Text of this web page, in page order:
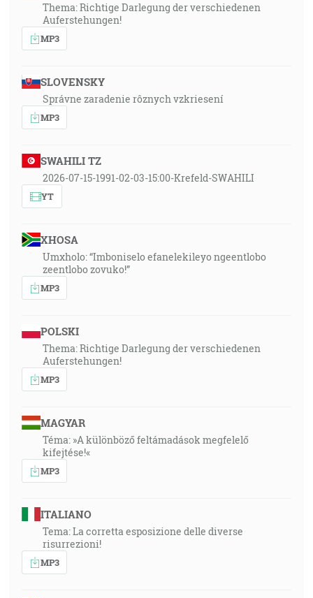
Thema: Richtige Darlegung der verschiedenen
Auferstehungen!
MP3
SLOVENSKY
Správne zaradenie rôznych vzkriesení
MP3
SWAHILI TZ
2026-07-15-1991-02-03-15:00-Krefeld-SWAHILI
YT
XHOSA
Umxholo: “Imboniselo efanelekileyo ngeentlobo
zeentlobo zovuko!”
MP3
POLSKI
Thema: Richtige Darlegung der verschiedenen
Auferstehungen!
MP3
MAGYAR
Téma: »A különböző feltámadások megfelelő
kifejtése!«
MP3
ITALIANO
Tema: La corretta esposizione delle diverse
risurrezioni!
MP3